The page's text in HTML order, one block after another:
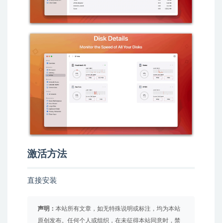
激活方法
直接安装
声明： 本站所有文章，如无特殊说明或标注，均为本站
原创发布。任何个人或组织，在未征得本站同意时，禁